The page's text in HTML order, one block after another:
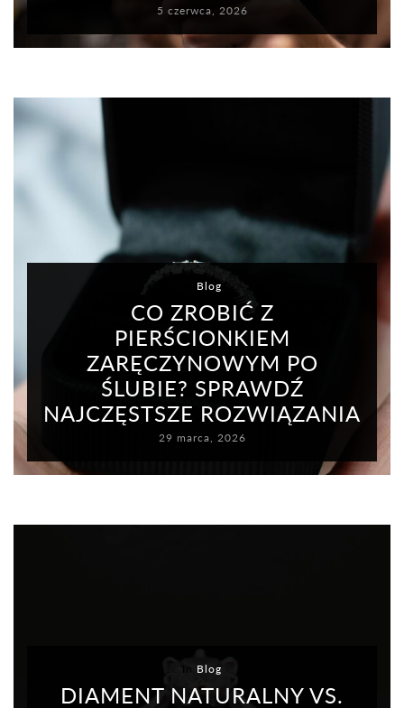
5 czerwca, 2026
Blog
CO ZROBIĆ Z
PIERŚCIONKIEM
ZARĘCZYNOWYM PO
ŚLUBIE? SPRAWDŹ
NAJCZĘSTSZE ROZWIĄZANIA
29 marca, 2026
Blog
DIAMENT NATURALNY VS.